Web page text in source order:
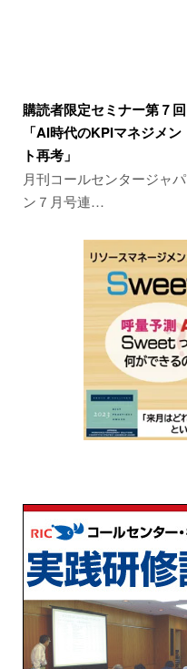
購読者限定セミナー第７回
「AI時代のKPIマネジメン
ト再考」
月刊コールセンタージャパ
ン７月号連…